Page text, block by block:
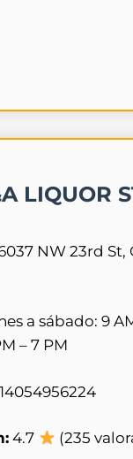
LIQUOR
NW 23rd St,
a sábado: 9
– 7 PM
4.7 (235